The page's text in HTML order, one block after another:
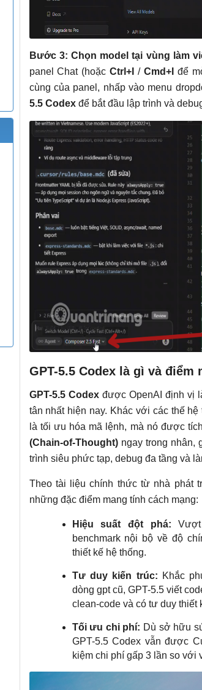
Bước 3: Chọn model tại vùng làm
panel Chat (hoặcCtrl+I /Cmd+I để
cùng của panel, nhấp vào menu
5.5 Codexđể bắt đầu lập trình và
GPT-5.5 Codex là gì và
GPT-5.5 Codexđược OpenAI định vị
tân nhất hiện nay. Khác với các thế
là tối ưu hóa mã lệnh, mà nó được
(Chain-of-Thought)ngay trong nhân,
trình siêu phức tạp, debug đa tầng và
Theo tài liệu chính thức từ nhà phát
những đặc điểm mang tính cách mạng:
Hiệu suất đột phá:
benchmark nội bộ về độ
thiết kế hệ thống.
Tư duy kiến trúc: Khắc
dòng gpt cũ, GPT-5.5 viết
clean-code và có tư duy thiết
Tối ưu chi phí: Dù sở hữu
GPT-5.5 Codex vẫn được
kiệm chi phí gấp 3 lần so với